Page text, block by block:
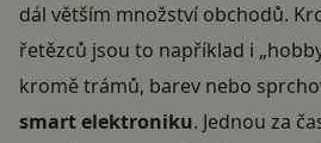
dál větším množství obchodů.
řetězců jsou to například i
kromě trámů, barev nebo
smart elektroniku. Jednou za